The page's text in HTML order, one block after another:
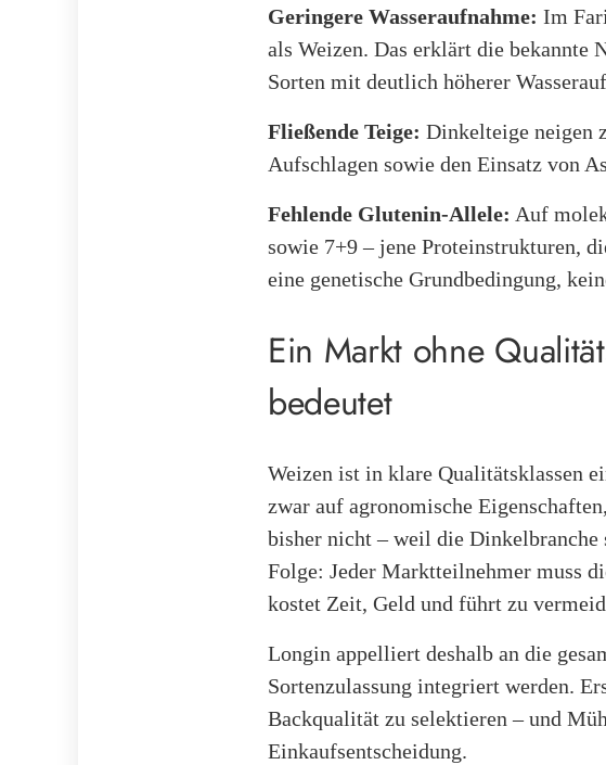
Geringere Wasseraufnahme: Im
als Weizen. Das erklärt die bekannte
Sorten mit deutlich höherer
Fließende Teige: Dinkelteige neigen
Aufschlagen sowie den Einsatz von
Fehlende Glutenin-Allele: Auf
sowie 7+9 – jene Proteinstrukturen,
eine genetische Grundbedingung,
Ein Markt ohne
bedeutet
Weizen ist in klare Qualitätsklassen
zwar auf agronomische
bisher nicht – weil die
Folge: Jeder Marktteilnehmer muss
kostet Zeit, Geld und führt zu
Longin appelliert deshalb an die
Sortenzulassung integriert werden.
Backqualität zu selektieren – und
Einkaufsentscheidung.